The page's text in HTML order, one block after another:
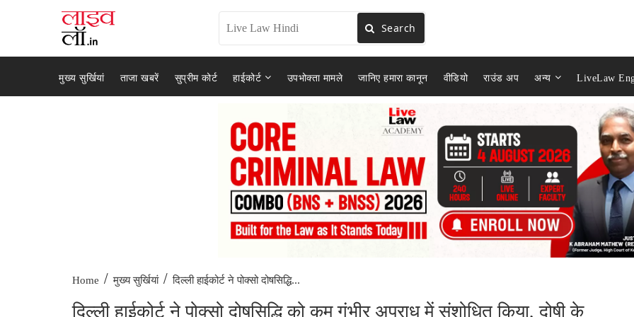
Search
मुख्य सुर्खियां ताजा खबरें सुप्रीम कोर्ट हाईकोर्ट उपभोक्ता मामले जानिए हमारा कानून वीडियो राउंड अप अन्य LiveLaw
Home / मुख्य सुर्खियां / दिल्ली हाईकोर्ट ने पोक्सो दोषसिद्धि...
दिल्ली हाईकोर्ट ने पोक्सो दोषसिद्धि को कम गंभीर अपराध में संशोधित किया, दोषी के